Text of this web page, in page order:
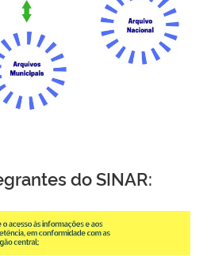
do SINAR: